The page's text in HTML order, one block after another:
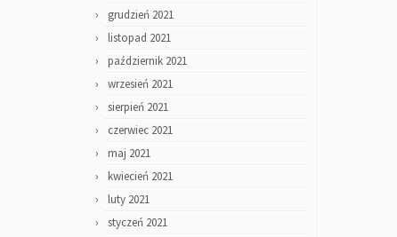
grudzień 2021
listopad 2021
październik 2021
wrzesień 2021
sierpień 2021
czerwiec 2021
maj 2021
kwiecień 2021
luty 2021
styczeń 2021